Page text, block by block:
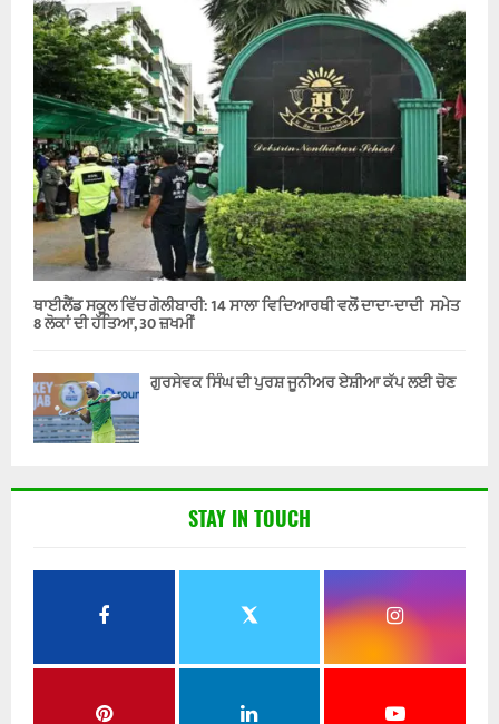
ਥਾਈਲੈਂਡ ਸਕੂਲ ਵਿੱਚ ਗੋਲੀਬਾਰੀ: 14 ਸਾਲਾ ਵਿਦਿਆਰਥੀ ਵਲੋਂ ਦਾਦਾ-ਦਾਦੀ ਸਮੇਤ
8 ਲੋਕਾਂ ਦੀ ਹੱਤਿਆ, 30 ਜ਼ਖਮੀਂ
ਗੁਰਸੇਵਕ ਸਿੰਘ ਦੀ ਪੁਰਸ਼ ਜੂਨੀਅਰ ਏਸ਼ੀਆ ਕੱਪ ਲਈ ਚੋਣ
STAY IN TOUCH